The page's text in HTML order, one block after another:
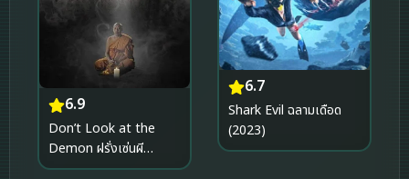
6.9
Don’t Look at the
Demon ฝรั่งเซ่นผี
(2022)
6.7
Shark Evil ฉลามเดือด
(2023)